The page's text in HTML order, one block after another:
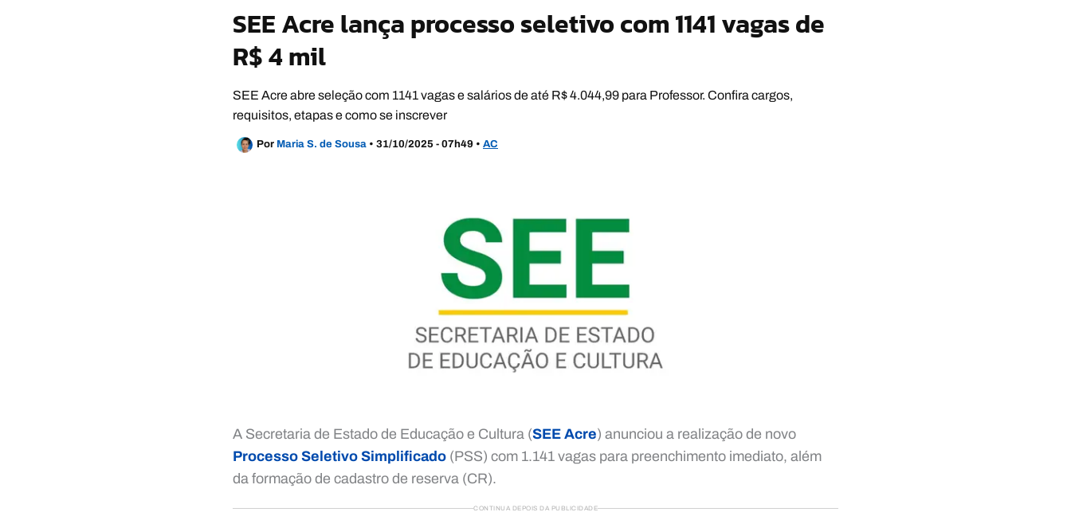
SEE Acre lança processo seletivo com 1141 vagas de
R$ 4 mil
SEE Acre abre seleção com 1141 vagas e salários de até R$ 4.044,99 para Professor. Confira cargos,
requisitos, etapas e como se inscrever
Por Maria S. de Sousa • 31/10/2025 - 07h49 • AC
A Secretaria de Estado de Educação e Cultura (SEE Acre) anunciou a realização de novo
Processo Seletivo Simplificado (PSS) com 1.141 vagas para preenchimento imediato, além
da formação de cadastro de reserva (CR).
CONTINUA DEPOIS DA PUBLICIDADE